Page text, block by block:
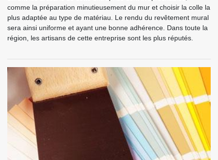
comme la préparation minutieusement du mur et choisir la colle la
plus adaptée au type de matériau. Le rendu du revêtement mural
sera ainsi uniforme et ayant une bonne adhérence. Dans toute la
région, les artisans de cette entreprise sont les plus réputés.